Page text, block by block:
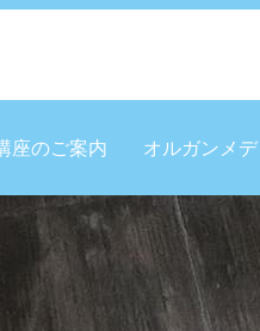
座のご案内 オルガンメ